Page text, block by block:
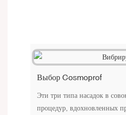
Выбор Cosmoprof
Эти три типа насадок в
процедур, вдохновленных